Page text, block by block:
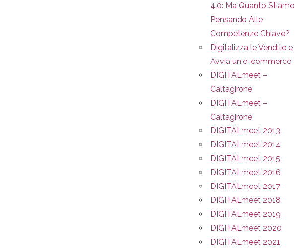
4.0: Ma Quanto Stiamo
Pensando Alle
Competenze Chiave?
Digitalizza le Vendite e
Avvia un e-commerce
DIGITALmeet –
Caltagirone
DIGITALmeet –
Caltagirone
DIGITALmeet 2013
DIGITALmeet 2014
DIGITALmeet 2015
DIGITALmeet 2016
DIGITALmeet 2017
DIGITALmeet 2018
DIGITALmeet 2019
DIGITALmeet 2020
DIGITALmeet 2021